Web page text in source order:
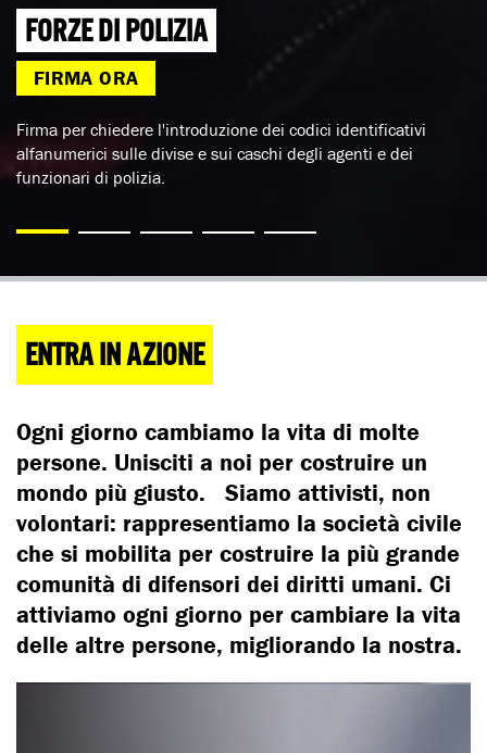
FORZE DI POLIZIA
FIRMA ORA
Firma per chiedere l'introduzione dei codici identificativi
alfanumerici sulle divise e sui caschi degli agenti e dei
funzionari di polizia.
ENTRA IN AZIONE
Ogni giorno cambiamo la vita di molte
persone. Unisciti a noi per costruire un
mondo più giusto. Siamo attivisti, non
volontari: rappresentiamo la società civile
che si mobilita per costruire la più grande
comunità di difensori dei diritti umani. Ci
attiviamo ogni giorno per cambiare la vita
delle altre persone, migliorando la nostra.